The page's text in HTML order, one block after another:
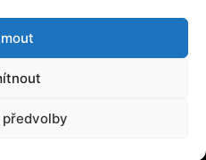
názory se nemusí